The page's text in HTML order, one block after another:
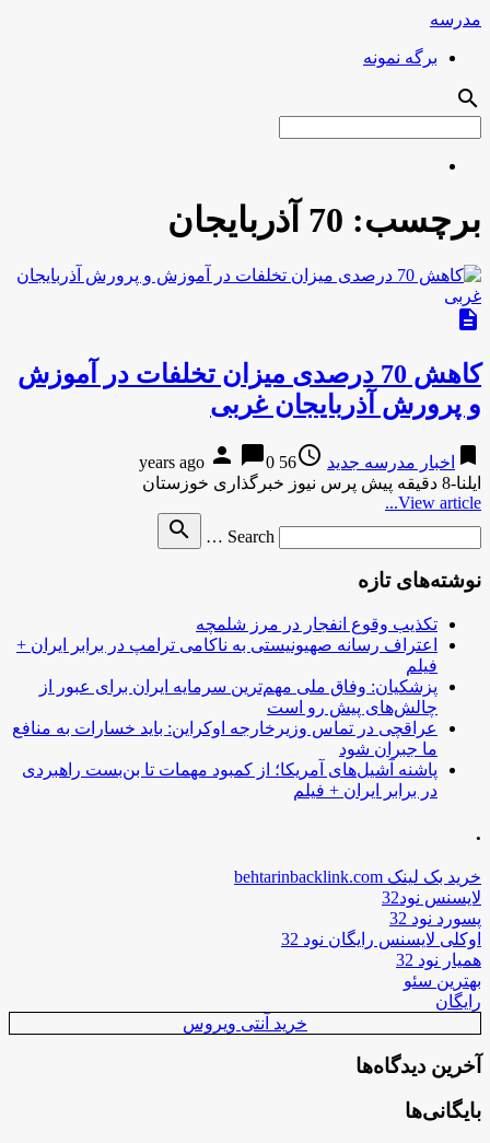
مدرسه
برگه نمونه
search
برچسب: 70 آذربایجان
description
کاهش 70 درصدی میزان تخلفات در آموزش
و پرورش آذربایجان غربی
bookmark اخبار مدرسه جدید access_time
56 years ago
person chat_bubble0
ایلنا-8 دقیقه پیش پرس نیوز خبرگذاری خوزستان
View article...
Search …
search
نوشته‌های تازه
تکذیب وقوع انفجار در مرز شلمچه
اعتراف رسانه صهیونیستی به ناکامی ترامپ در برابر ایران +
فیلم
پزشکیان: وفاق ملی مهم‌ترین سرمایه ایران برای عبور از
چالش‌های پیش رو است
عراقچی در تماس وزیرخارجه اوکراین: باید خسارات به منافع
ما جبران شود
پاشنه آشیل‌های آمریکا؛ از کمبود مهمات تا بن‌بست راهبردی
در برابر ایران + فیلم
.
خرید بک لینک behtarinbacklink.com
لایسنس نود32
پسورد نود 32
اوکلی لایسنس رایگان نود 32
همیار نود 32
بهترین سئو
رایگان
خرید آنتی ویروس
آخرین دیدگاه‌ها
بایگانی‌ها